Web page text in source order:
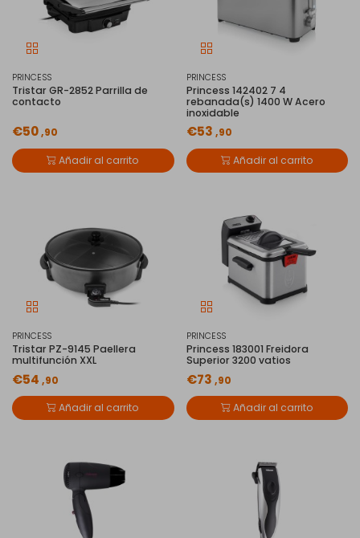
PRINCESS
Tristar GR-2852 Parrilla de
contacto
€50,90
Añadir al carrito
PRINCESS
Princess 142402 7 4
rebanada(s) 1400 W Acero
inoxidable
€53 ,90
Añadir al carrito
PRINCESS
Tristar PZ-9145 Paellera
multifunción XXL
€54 ,90
Añadir al carrito
PRINCESS
Princess 183001 Freidora
Superior 3200 vatios
€73 ,90
Añadir al carrito